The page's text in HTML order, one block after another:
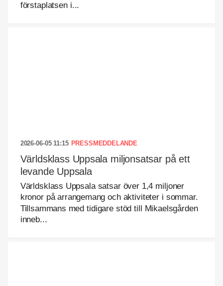
förstaplatsen i...
2026-06-05 11:15 PRESSMEDDELANDE
Världsklass Uppsala miljonsatsar på ett
levande Uppsala
Världsklass Uppsala satsar över 1,4 miljoner
kronor på arrangemang och aktiviteter i sommar.
Tillsammans med tidigare stöd till Mikaelsgården
inneb...